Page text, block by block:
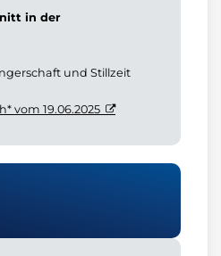
in der
und Stillzeit
vom 19.06.2025